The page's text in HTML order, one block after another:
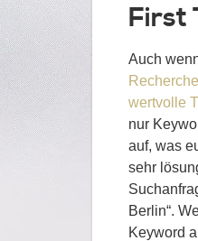
First
Auch
Recherche
wertvolle
nur
auf, was
sehr
Berlin“.
Keyword